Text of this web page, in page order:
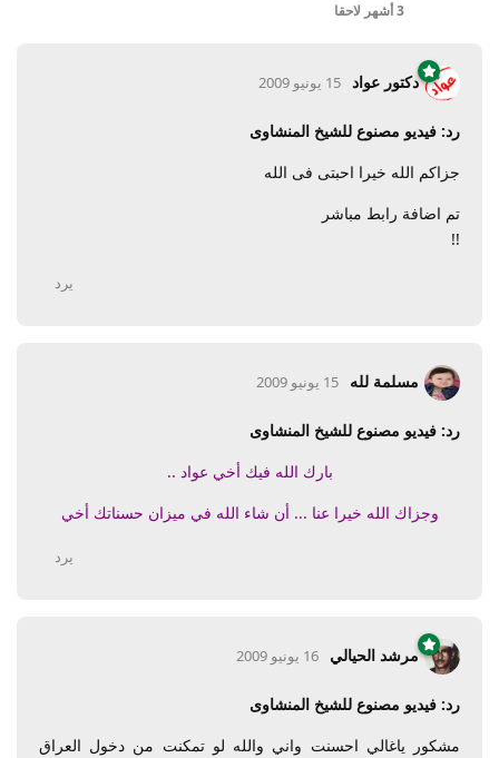
3 أشهر لاحقا
دكتور عواد 15 يونيو 2009
رد: فيديو مصنوع للشيخ المنشاوى
جزاكم الله خيرا احبتى فى الله
تم اضافة رابط مباشر
!!
يرد
مسلمة لله 15 يونيو 2009
رد: فيديو مصنوع للشيخ المنشاوى
بارك الله فيك أخي عواد ..
وجزاك الله خيرا عنا ... أن شاء الله في ميزان حسناتك أخي
يرد
مرشد الحيالي 16 يونيو 2009
رد: فيديو مصنوع للشيخ المنشاوى
مشكور ياغالي احسنت واني والله لو تمكنت من دخول العراق